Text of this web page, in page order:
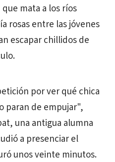
mata a los ríos
rosas entre las jóvenes
escapar chillidos de
por ver qué chica
paran de empujar",
una antigua alumna
a presenciar el
unos veinte minutos.